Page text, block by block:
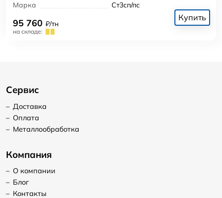
Марка
Ст3сп/пс
95 760 ₽/тн
на складе:
Купить
Сервис
– Доставка
– Оплата
– Металлообработка
Компания
– О компании
– Блог
– Контакты